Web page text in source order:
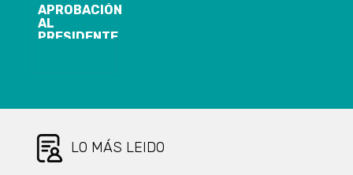
APROBACIÓN
AL
PRESIDENTE
ENCUESTA
CADEMLO MÁS LEIDO